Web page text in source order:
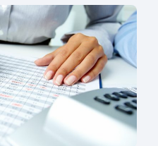
postupak
omogućili
znanja, a